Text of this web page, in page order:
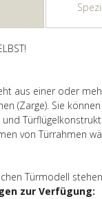
aus einer oder
(Zarge). Sie
von Türrahmen
Türmodell stehen
zur Verfügung: